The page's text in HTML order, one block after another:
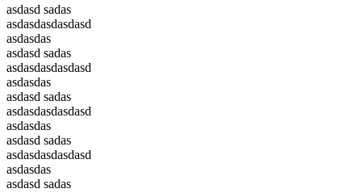
asdasd sadas
asdasdasdasdasd
asdasdas
asdasd sadas
asdasdasdasdasd
asdasdas
asdasd sadas
asdasdasdasdasd
asdasdas
asdasd sadas
asdasdasdasdasd
asdasdas
asdasd sadas